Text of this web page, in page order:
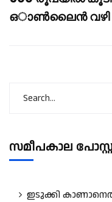
ഒാൺലൈൻ വഴി
സമീപകാല
ഇടുക്കി